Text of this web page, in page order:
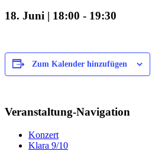
18. Juni | 18:00 - 19:30
Zum Kalender hinzufügen
Veranstaltung-Navigation
Konzert
Klara 9/10